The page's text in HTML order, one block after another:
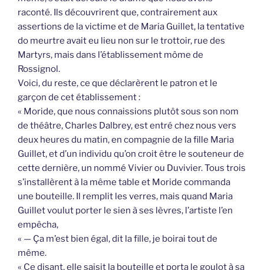
raconté. Ils découvrirent que, contrairement aux
assertions de la victime et de Maria Guillet, la tentative
do meurtre avait eu lieu non sur le trottoir, rue des
Martyrs, mais dans l’établissement môme de
Rossignol.
Voici, du reste, ce que déclarèrent le patron et le
garçon de cet établissement :
« Moride, que nous connaissions plutôt sous son nom
de théâtre, Charles Dalbrey, est entré chez nous vers
deux heures du matin, en compagnie de la fille Maria
Guillet, et d’un individu qu’on croit être le souteneur de
cette dernière, un nommé Vivier ou Duvivier. Tous trois
s’installèrent à la même table et Moride commanda
une bouteille. Il remplit les verres, mais quand Maria
Guillet voulut porter le sien à ses lèvres, l’artiste l’en
empêcha,
« — Ça m’est bien égal, dit la fille, je boirai tout de
même.
« Ce disant, elle saisit la bouteille et porta le goulot à sa